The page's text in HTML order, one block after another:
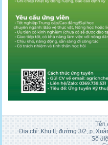
Tên
Địa chỉ: Khu II, đường 3/2, p.
Số